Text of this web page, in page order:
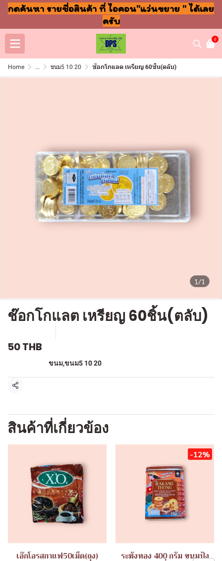
กดค้นหา รายชื่อสินค้า ที่ ไอคอน"แว่นขยาย " ได้เลย
ครับ
0
Home ... ขนม5 10 20 ช๊อกโกแลต เหรียญ 60ชิ้น(ตลับ)
1/1
ช๊อกโกแลต เหรียญ 60ชิ้น(ตลับ)
50 THB
ขนม,ขนม5 10 20
แชร์
สินค้าที่เกี่ยวข้อง
เอ๊กโอรสกาแฟ50เม็ด(ถุง)
-12%
ระฆังทอง 400 กรัม ขนมปัง